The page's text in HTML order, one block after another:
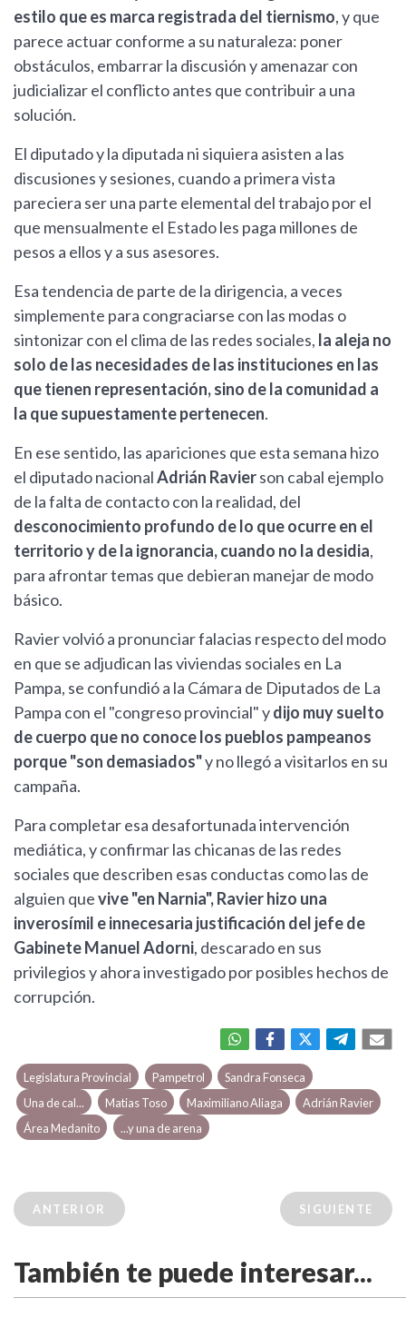
estilo que es marca registrada del tiernismo, y que
parece actuar conforme a su naturaleza: poner
obstáculos, embarrar la discusión y amenazar con
judicializar el conflicto antes que contribuir a una
solución.
El diputado y la diputada ni siquiera asisten a las
discusiones y sesiones, cuando a primera vista
pareciera ser una parte elemental del trabajo por el
que mensualmente el Estado les paga millones de
pesos a ellos y a sus asesores.
Esa tendencia de parte de la dirigencia, a veces
simplemente para congraciarse con las modas o
sintonizar con el clima de las redes sociales, la aleja no
solo de las necesidades de las instituciones en las
que tienen representación, sino de la comunidad a
la que supuestamente pertenecen.
En ese sentido, las apariciones que esta semana hizo
el diputado nacionalAdrián Ravierson cabal ejemplo
de la falta de contacto con la realidad, del
desconocimiento profundo de lo que ocurre en el
territorio y de la ignorancia, cuando no la desidia,
para afrontar temas que debieran manejar de modo
básico.
Ravier volvió a pronunciar falacias respecto del modo
en que se adjudican las viviendas sociales en La
Pampa, se confundió a la Cámara de Diputados de La
Pampa con el "congreso provincial" ydijo muy suelto
de cuerpo que no conoce los pueblos pampeanos
porque "son demasiados"y no llegó a visitarlos en su
campaña.
Para completar esa desafortunada intervención
mediática, y confirmar las chicanas de las redes
sociales que describen esas conductas como las de
alguien quevive "en Narnia", Ravier hizo una
inverosímil e innecesaria justificación del jefe de
Gabinete Manuel Adorni, descarado en sus
privilegios y ahora investigado por posibles hechos de
corrupción.
Legislatura Provincial Pampetrol
Sandra Fonseca
Una de cal...
Matias Toso Maximiliano Aliaga
Adrián Ravier
Área Medanito
...y una de arena
ANTERIOR SIGUIENTE
También te puede interesar...